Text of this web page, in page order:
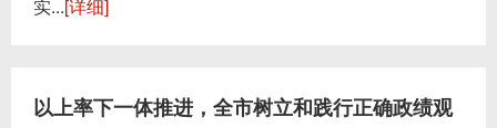
实...[详细]
以上率下一体推进，全市树立和践行正确政绩观